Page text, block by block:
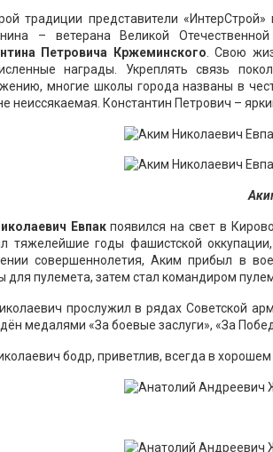
традиции представители
– ветерана Великой
Петровича Кржеминского . Свою
награды. Укреплять связь
многие школы города названы в
неиссякаемая. Константин Петрович –
Евпакпоявился на свет в
тяжелейшие годы фашистской
совершеннолетия, Аким прибыл в
для пулемета, затем стал командиром
прослужил в рядах Советской
медалями «За боевые заслуги», «За
бодр, приветлив, всегда в хорошем